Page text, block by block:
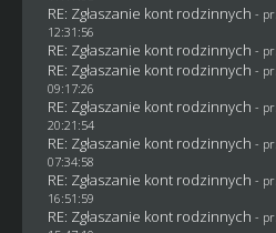
RE: Zgłaszanie kont rodzinnych -
12:31:56
RE: Zgłaszanie kont rodzinnych -
RE: Zgłaszanie kont rodzinnych -
09:17:26
RE: Zgłaszanie kont rodzinnych -
20:21:54
RE: Zgłaszanie kont rodzinnych -
07:34:58
RE: Zgłaszanie kont rodzinnych -
16:51:59
RE: Zgłaszanie kont rodzinnych -